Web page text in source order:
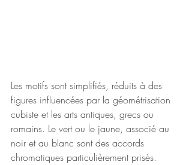
Les motifs sont simplifiés, réduits à des
figures influencées par la géométrisation
cubiste et les arts antiques, grecs ou
romains. Le vert ou le jaune, associé au
noir et au blanc sont des accords
chromatiques particulièrement prisés.